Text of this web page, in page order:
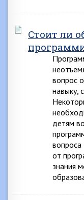
Стоит ли
вопрос
навыку,
детям
вопроса
от
знания